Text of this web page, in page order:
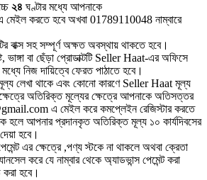
২৪ ঘণ্টার মধ্যে আপনাকে
করতে হবে অখবা 01789110048 নাম্বারে
বাক্স সহ সম্পূর্ণ অক্ষত অবস্থায় থাকতে হবে।
ভাঙ্গা বা ছেঁড়া প্রোডাক্টটি Seller Haat-এর অফিসে
মধ্যে নিজ দায়িত্বে ফেরত পাঠাতে হবে।
লেখা থাকে এবং কোনো কারণে Seller Haat মূল্য
অতিরিক্ত মূল্যের ক্ষেত্রে আপনাকে অতিসত্তর
এ মেইল করে কমপ্লেইন রেজিস্টার করতে
হলে আপনার প্রদানকৃত অতিরিক্ত মূল্য ১০ কার্যদিবসের
হবে।
এর ক্ষেত্রে ,পণ্য স্টকে না থাকলে অথবা ক্রেতা
করে যে নাম্বার থেকে অ্যাডভান্স পেমেন্ট করা
করা হবে।